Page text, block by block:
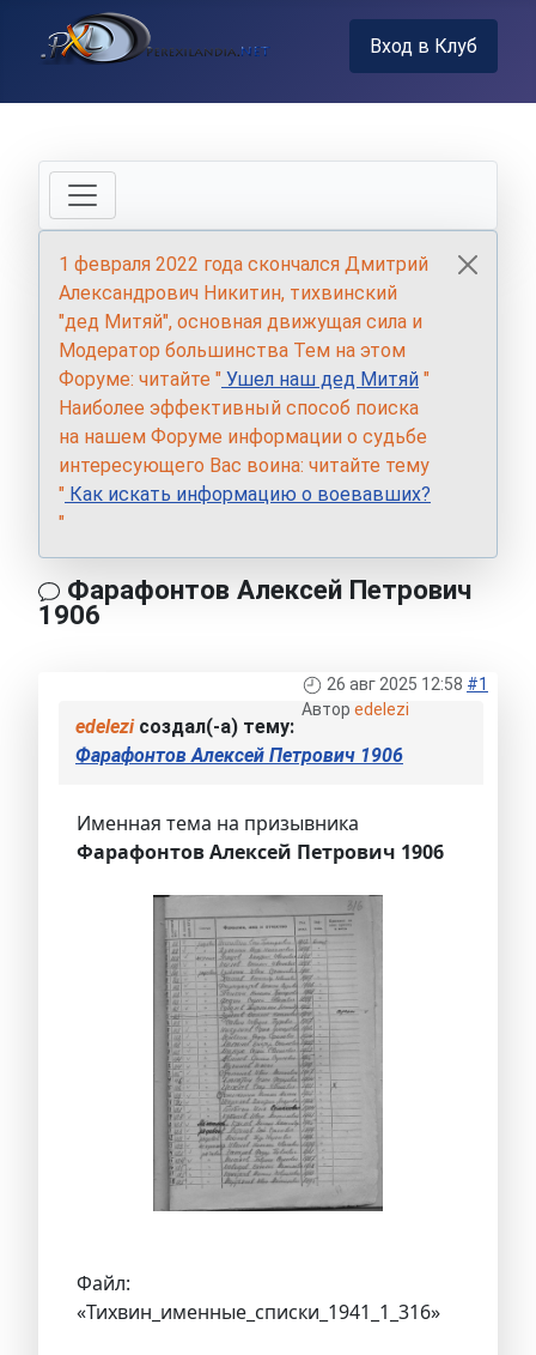
Вход в Клуб
1 февраля 2022 года скончался Дмитрий
Александрович Никитин, тихвинский
"дед Митяй", основная движущая сила и
Модератор большинства Тем на этом
Форуме: читайте " Ушел наш дед Митяй "
Наиболее эффективный способ поиска
на нашем Форуме информации о судьбе
интересующего Вас воина: читайте тему
" Как искать информацию о воевавших?
"
Фарафонтов Алексей Петрович
1906
26 авг 2025 12:58 #1
Автор edelezi
edeleziсоздал(-а) тему:
Фарафонтов Алексей Петрович 1906
Именная тема на призывника
Фарафонтов Алексей Петрович 1906
Файл:
«Тихвин_именные_списки_1941_1_316»